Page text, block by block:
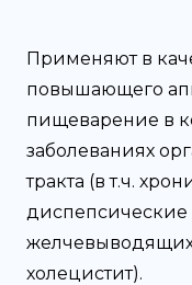
Применяют в
повышающего
пищеварение в
заболеваниях
тракта (в т.ч.
диспепсические
холецистит).